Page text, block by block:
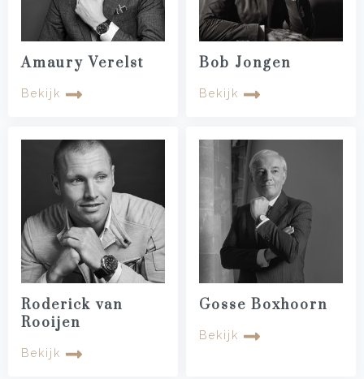
Amaury Verelst
Bekijk
Bob Jongen
Bekijk
Roderick van
Rooijen
Bekijk
Gosse Boxhoorn
Bekijk